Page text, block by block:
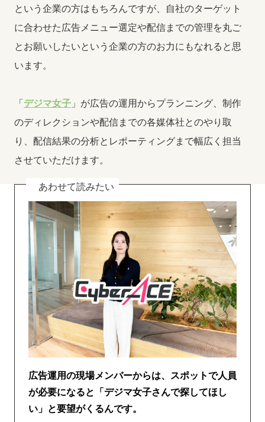
という企業の方はもちろんですが、自社のターゲット
に合わせた広告メニュー選定や配信までの管理を丸ご
とお願いしたいという企業の方のお力にもなれると思
います。
「デジマ女子 」が広告の運用からプランニング、制作
のディレクションや配信までの各媒体社とのやり取
り、配信結果の分析とレポーティングまで幅広く担当
させていただけます。
あわせて読みたい
広告運用の現場メンバーからは、スポットで人員
が必要になると「デジマ女子さんで探してほし
い」と要望がくるんです。